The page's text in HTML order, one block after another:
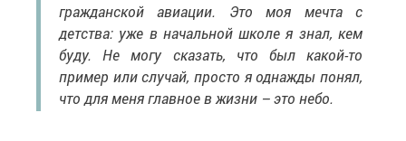
гражданской авиации. Это моя мечта с
детства: уже в начальной школе я знал, кем
буду. Не могу сказать, что был какой-то
пример или случай, просто я однажды понял,
что для меня главное в жизни – это небо.